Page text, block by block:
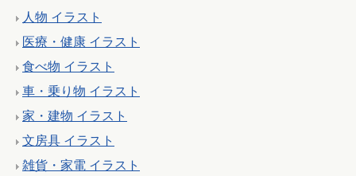
人物 イラスト
医療・健康 イラスト
食べ物 イラスト
車・乗り物 イラスト
家・建物 イラスト
文房具 イラスト
雑貨・家電 イラスト